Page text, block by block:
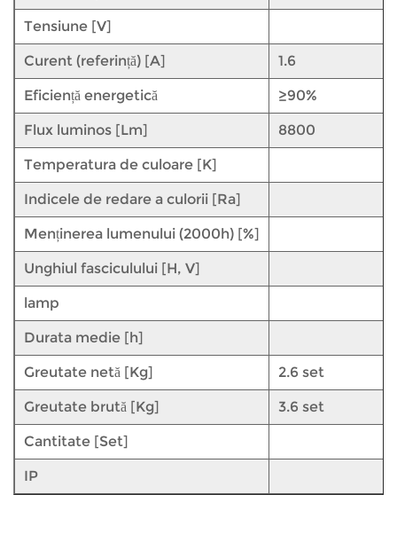
Tensiune [V]
Curent (referință) [A] 1.6
Eficiență energetică ≥90%
Flux luminos [Lm] 8800
Temperatura de culoare [K]
Indicele de redare a culorii [Ra]
Menținerea lumenului (2000h) [%]
Unghiul fasciculului [H, V]
lamp
Durata medie [h]
Greutate netă [Kg] 2.6 set
Greutate brută [Kg] 3.6 set
Cantitate [Set]
IP